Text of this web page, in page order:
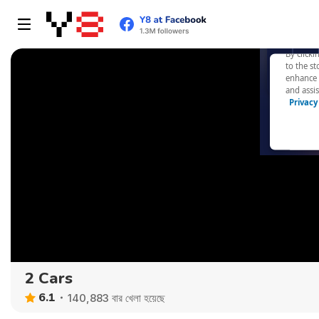
2 Cars
6.1 140,883 বার খেলা হয়েছে